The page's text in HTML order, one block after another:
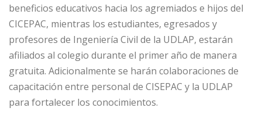
beneficios educativos hacia los agremiados e hijos del
CICEPAC, mientras los estudiantes, egresados y
profesores de Ingeniería Civil de la UDLAP, estarán
afiliados al colegio durante el primer año de manera
gratuita. Adicionalmente se harán colaboraciones de
capacitación entre personal de CISEPAC y la UDLAP
para fortalecer los conocimientos.